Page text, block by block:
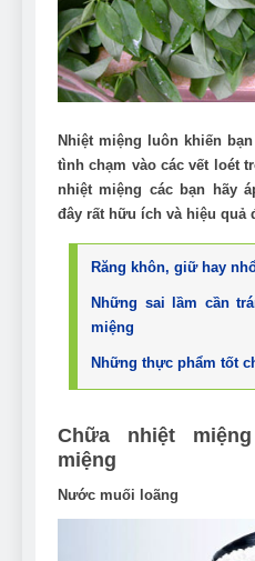
Can
And
7 Năm Ago
How
Groom
7 Năm Ago
Nhiệt miệng luôn khiến
tình chạm vào các vết loét
nhiệt miệng các bạn hãy
đây rất hữu ích và hiệu quả
Răng khôn, giữ hay
Những sai lầm cần
miệng
Những thực phẩm tốt
Chữa nhiệt
miệng
Nước muối loãng